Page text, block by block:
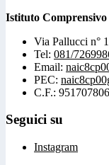
Istituto
Via Pallucci n°
Tel: 081/
Email:
PEC:
C.F.:
Seguici su
Instagram